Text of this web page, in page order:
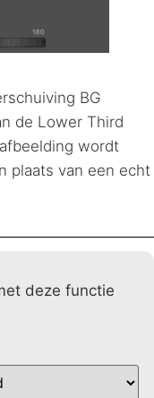
BG
de Lower Third
wordt
plaats van een echt
deze functie